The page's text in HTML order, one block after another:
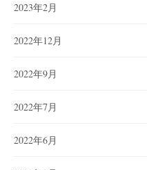
2023年2月
2022年12月
2022年9月
2022年7月
2022年6月